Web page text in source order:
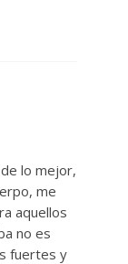
lo mejor,
me
aquellos
no es
fuertes y